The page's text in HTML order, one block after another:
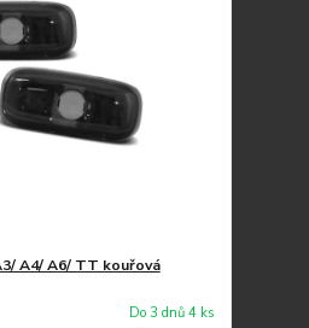
A4/ A6/ TT kouřová
Do 3 dnů 4 ks